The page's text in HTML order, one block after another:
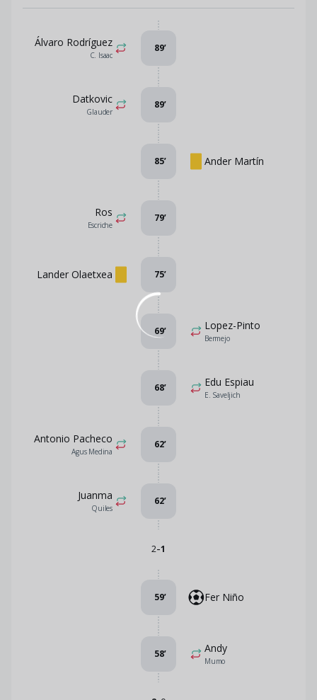
Álvaro Rodríguez
C. Isaac
89’
Datkovic
Glauder
89’
Ander Martín
85’
Ros
Escriche
79’
Lander Olaetxea 75’
Lopez-Pinto
Bermejo
69’
Edu Espiau
E. Saveljich
68’
Antonio Pacheco
Agus Medina
62’
Juanma
Quiles
62’
2-1
Fer Niño
59’
Andy
Mumo
58’